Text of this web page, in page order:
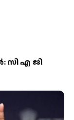
സി എ ജി